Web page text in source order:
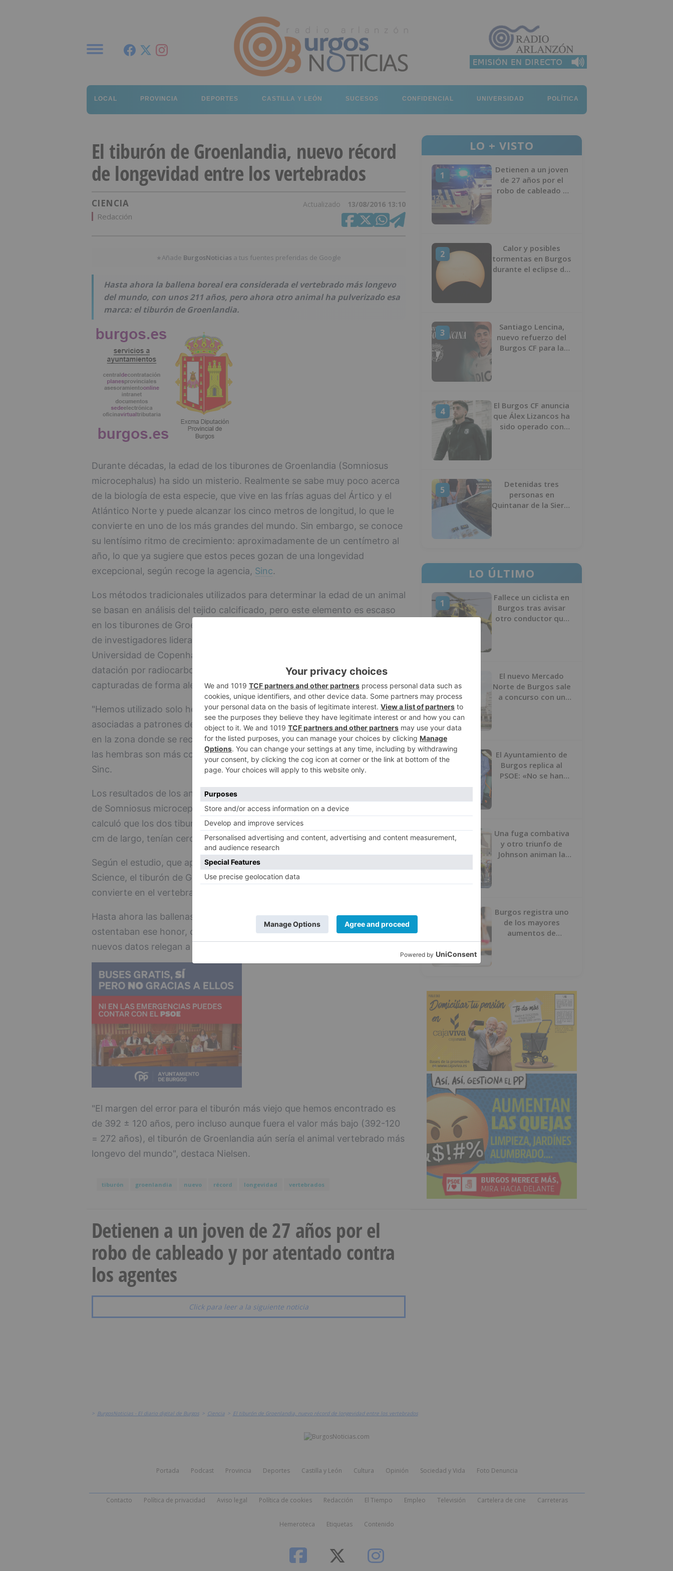
LOCAL PROVINCIA DEPORTES CASTILLA Y LEÓN SUCESOS CONFIDENCIAL UNIVERSIDAD POLÍTICA
El tiburón de Groenlandia, nuevo récord
de longevidad entre los vertebrados
CIENCIA Actualizado 13/08/2016 13:10
Redacción
★Añade BurgosNoticias a tus fuentes preferidas de Google
Hasta ahora la ballena boreal era considerada el vertebrado más longevo
del mundo, con unos 211 años, pero ahora otro animal ha pulverizado esa
marca: el tiburón de Groenlandia.
Durante décadas, la edad de los tiburones de Groenlandia (Somniosus
microcephalus) ha sido un misterio. Realmente se sabe muy poco acerca
de la biología de esta especie, que vive en las frías aguas del Ártico y el
Atlántico Norte y puede alcanzar los cinco metros de longitud, lo que le
convierte en uno de los más grandes del mundo. Sin embargo, se conoce
su lentísimo ritmo de crecimiento: aproximadamente de un centímetro al
año, lo que ya sugiere que estos peces gozan de una longevidad
excepcional, según recoge la agencia, Sinc.
Los métodos tradicionales utilizados para determinar la edad de un animal
se basan en análisis del tejido calcificado, pero este elemento es escaso
en los tiburones de Groenlandia. Por esta razón, un equipo internacional
de investigadores liderado por el biólogo marino Julius Nielsen, de la
Universidad de Copenhague (Dinamarca), ha aplicado técnicas de
datación por radiocarbono al cristalino de los ojos de 28 hembras
capturadas de forma aleatoria y accidental en redes de arrastre.
"Hemos utilizado solo hembras para minimizar las incertidumbres
asociadas a patrones de crecimiento específicos del sexo, además de que
en la zona donde se recogieron las muestras ?el entorno de Groenlandia?
las hembras son más comunes y así tenemos más datos", aclara Nielsen a
Sinc.
Los resultados de los análisis demuestran que la esperanza de vida media
de Somniosus microcephalus es de, al menos, 272 años. Pero, además, se
calculó que los dos tiburones más grandes recogidos, de 493 cm y 502
cm de largo, tenían cerca de 335 y 392 años de edad, respectivamente.
Según el estudio, que aparece en portada esta semana en la revista
Science, el tiburón de Groenlandia puede vivir cerca de 400 años y se
convierte en el vertebrado más longevo de la Tierra.
Hasta ahora las ballenas boreales o de Groenlandia (Balaena mysticetus)
ostentaban ese honor, con una vida estimada de 211 años, pero los
nuevos datos relegan a este mamífero marino al segundo lugar.
"El margen del error para el tiburón más viejo que hemos encontrado es
de 392 ± 120 años, pero incluso aunque fuera el valor más bajo (392-120
= 272 años), el tiburón de Groenlandia aún sería el animal vertebrado más
longevo del mundo", destaca Nielsen.
tiburón groenlandia nuevo récord longevidad vertebrados
LO + VISTO
1
Detienen a un joven
de 27 años por el
robo de cableado y
2
Calor y posibles
tormentas en Burgos
durante el eclipse del
3
Santiago Lencina,
nuevo refuerzo del
Burgos CF para la
4
El Burgos CF anuncia
que Álex Lizancos ha
sido operado con
5
Detenidas tres
personas en
Quintanar de la Sierra
LO ÚLTIMO
1
Fallece un ciclista en
Burgos tras avisar
otro conductor que
2
El nuevo Mercado
Norte de Burgos sale
a concurso con un
3
El Ayuntamiento de
Burgos replica al
PSOE: «No se han
4
Una fuga combativa
y otro triunfo de
Johnson animan la
Burgos registra uno
de los mayores
aumentos de
Detienen a un joven de 27 años por el
robo de cableado y por atentado contra
los agentes
Click para leer a la siguiente noticia
> BurgosNoticias - El diario digital de Burgos > Ciencia > El tiburón de Groenlandia, nuevo récord de longevidad entre los vertebrados
Portada Podcast Provincia Deportes Castilla y León Cultura Opinión Sociedad y Vida Foto Denuncia
Contacto Política de privacidad Aviso legal Política de cookies Redacción El Tiempo Empleo Televisión Cartelera de cine Carreteras
Hemeroteca Etiquetas Contenido